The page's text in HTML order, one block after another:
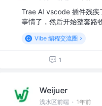
Trae AI vscode 插件残疾
事情了，然后开始整套路
Vibe 编程交流圈
1
Weijuer
浅水区前端 · 1年前